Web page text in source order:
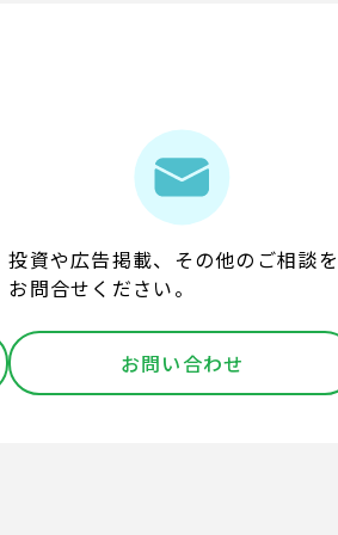
投資や広告掲載、その他のご相談を
お問合せください。
お問い合わせ